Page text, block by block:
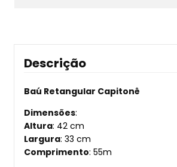
Descrição
Baú Retangular Capitonê
Dimensões:
Altura: 42 cm
Largura: 33 cm
Comprimento: 55m